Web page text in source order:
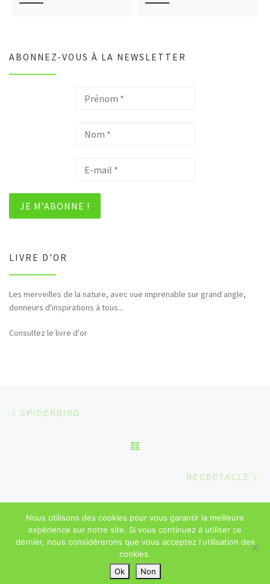
ABONNEZ-VOUS À LA NEWSLETTER
LIVRE D'OR
Les merveilles de la nature, avec vue imprenable sur grand angle,
donneurs d'inspirations à tous...
Bonjour et merci pour tous ces hommages rendus à la nature (faune,
flore,etc...)
Consultez le livre d'or
Parcourir les articles
SPIDERBIRD
RÉCEPTACLE
© 2026 Sébastien Majerowicz – Mentions légales – Tous droits
réservés
Nous utilisons des cookies pour vous garantir la meilleure
expérience sur notre site. Si vous continuez à utiliser ce
dernier, nous considérerons que vous acceptez l'utilisation des
cookies.
Ok
Non